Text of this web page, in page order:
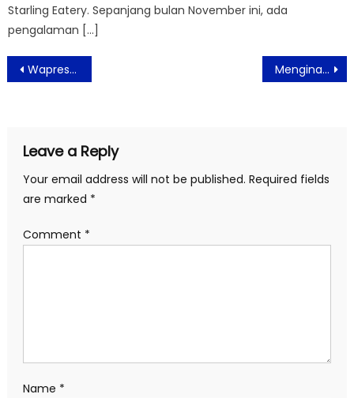
Starling Eatery. Sepanjang bulan November ini, ada
pengalaman […]
Post
navigation
Wapres Ma’ruf Amin Dukung Gerakan Nasional Melawan Osteoporosis Menginap di ASTON Priority Simatupang Hotel Dengan Paket Liburan Spesial
Leave a Reply
Your email address will not be published. Required fields
are marked *
Comment *
Name *